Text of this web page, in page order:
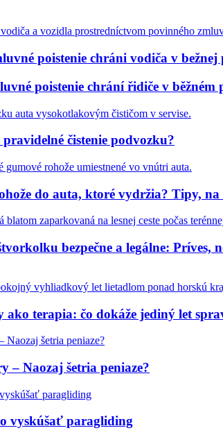
poistenie chráni vodiča v bežnej
poistenie chrání řidiče v běžném
pravidelné čistenie podvozku?
do auta, ktoré vydržia? Tipy,
bezpečne a legálne: Príves,
ako terapia: čo dokáže jediný let
– Naozaj šetria peniaze?
vyskúšať paragliding